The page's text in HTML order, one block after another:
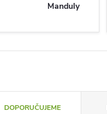
Manduly
DOPORUČUJEME